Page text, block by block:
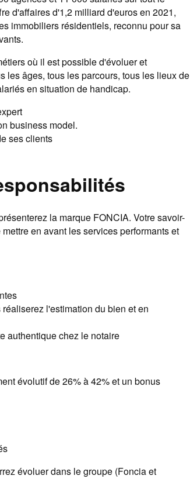
d'affaires d'1,2 milliard d'euros en 2021,
immobiliers résidentiels, reconnu pour sa
où il est possible d'évoluer et
les âges, tous les parcours, tous les lieux de
en situation de handicap.
business model.
ses clients
la marque FONCIA. Votre savoir-
en avant les services performants et
l'estimation du bien et en
authentique chez le notaire
évolutif de 26% à 42% et un bonus
évoluer dans le groupe (Foncia et